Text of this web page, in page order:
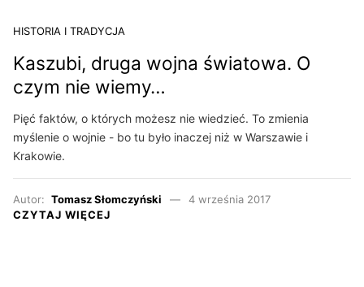
HISTORIA I TRADYCJA
Kaszubi, druga wojna światowa. O
czym nie wiemy…
Pięć faktów, o których możesz nie wiedzieć. To zmienia
myślenie o wojnie - bo tu było inaczej niż w Warszawie i
Krakowie.
Autor: Tomasz Słomczyński
4 września 2017
CZYTAJ WIĘCEJ